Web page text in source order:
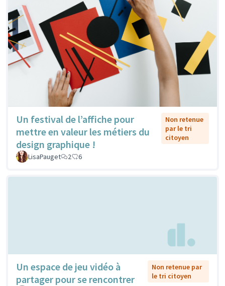
Un festival de l’affiche pour
mettre en valeur les métiers du
design graphique !
Non retenue
par le tri
citoyen
LisaPauget 2 6
Un espace de jeu vidéo à
partager pour se rencontrer
Non retenue par
le tri citoyen